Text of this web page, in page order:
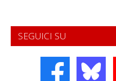
SEGUICI SU